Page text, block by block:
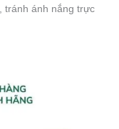
tránh ánh nắng trực